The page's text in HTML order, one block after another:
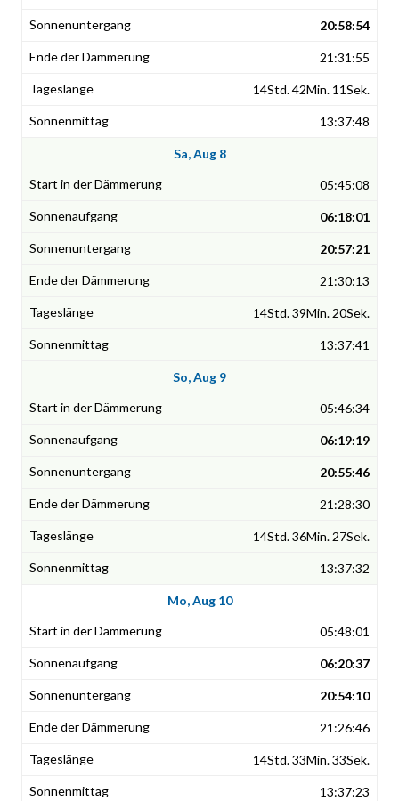
20:58:54
21:31:55
14Std. 42Min. 11Sek.
13:37:48
Sa, Aug 8
05:45:08
06:18:01
20:57:21
21:30:13
14Std. 39Min. 20Sek.
13:37:41
So, Aug 9
05:46:34
06:19:19
20:55:46
21:28:30
14Std. 36Min. 27Sek.
13:37:32
Mo, Aug 10
05:48:01
06:20:37
20:54:10
21:26:46
14Std. 33Min. 33Sek.
13:37:23